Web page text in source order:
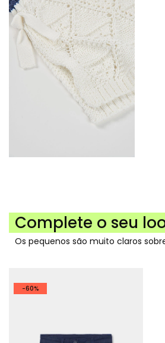
Complete o seu
Os pequenos são muito claros
-60%